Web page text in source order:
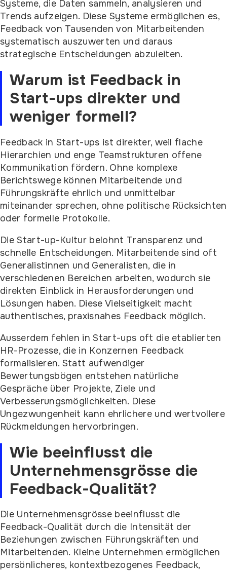
Systeme, die Daten sammeln, analysieren und
Trends aufzeigen. Diese Systeme ermöglichen es,
Feedback von Tausenden von Mitarbeitenden
systematisch auszuwerten und daraus
strategische Entscheidungen abzuleiten.
Warum ist Feedback in
Start-ups direkter und
weniger formell?
Feedback in Start-ups ist direkter, weil flache
Hierarchien und enge Teamstrukturen offene
Kommunikation fördern. Ohne komplexe
Berichtswege können Mitarbeitende und
Führungskräfte ehrlich und unmittelbar
miteinander sprechen, ohne politische Rücksichten
oder formelle Protokolle.
Die Start-up-Kultur belohnt Transparenz und
schnelle Entscheidungen. Mitarbeitende sind oft
Generalistinnen und Generalisten, die in
verschiedenen Bereichen arbeiten, wodurch sie
direkten Einblick in Herausforderungen und
Lösungen haben. Diese Vielseitigkeit macht
authentisches, praxisnahes Feedback möglich.
Ausserdem fehlen in Start-ups oft die etablierten
HR-Prozesse, die in Konzernen Feedback
formalisieren. Statt aufwendiger
Bewertungsbögen entstehen natürliche
Gespräche über Projekte, Ziele und
Verbesserungsmöglichkeiten. Diese
Ungezwungenheit kann ehrlichere und wertvollere
Rückmeldungen hervorbringen.
Wie beeinflusst die
Unternehmensgrösse die
Feedback-Qualität?
Die Unternehmensgrösse beeinflusst die
Feedback-Qualität durch die Intensität der
Beziehungen zwischen Führungskräften und
Mitarbeitenden. Kleine Unternehmen ermöglichen
persönlicheres, kontextbezogenes Feedback,